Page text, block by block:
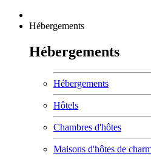
Hébergements
Hébergements
Hébergements
Hôtels
Chambres d'hôtes
Maisons d'hôtes de